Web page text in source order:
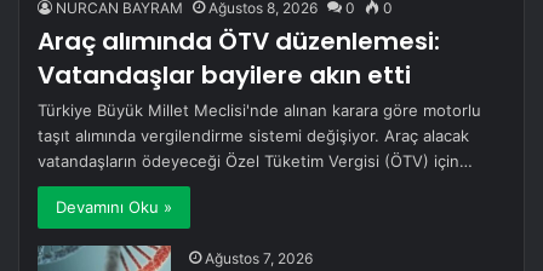
NURCAN BAYRAM Ağustos 8, 2026 0 0
Araç alımında ÖTV düzenlemesi:
Vatandaşlar bayilere akın etti
Türkiye Büyük Millet Meclisi'nde alınan karara göre motorlu
taşıt alımında vergilendirme sistemi değişiyor. Araç alacak
vatandaşların ödeyeceği Özel Tüketim Vergisi (ÖTV) için…
Devamını Oku »
Ağustos 7, 2026